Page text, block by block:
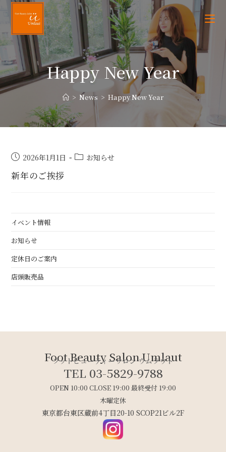
Happy New Year
> News > Happy New Year
2026年1月1日 お知らせ
新年のご挨拶
イベント情報
お知らせ
定休日のご案内
店頭販売品
Foot Beauty Salon Umlaut
フットビューティーサロン ウムラウト
TEL 03-5829-9788
OPEN 10:00 CLOSE 19:00 最終受付 19:00
木曜定休
東京都台東区蔵前4丁目20-10 SCOP21ビル2F